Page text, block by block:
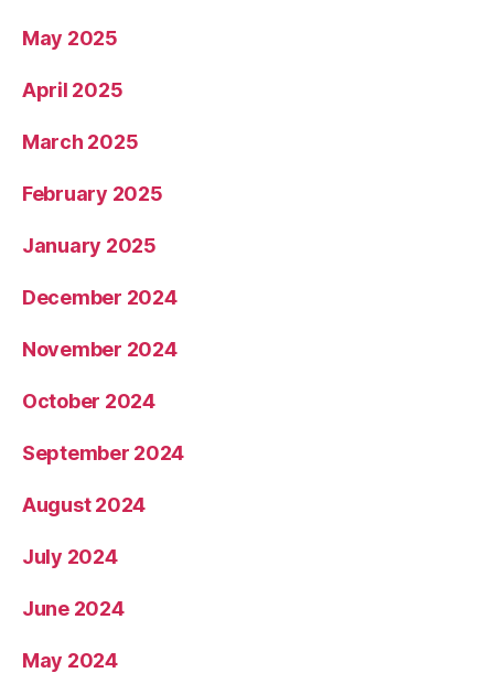
May 2025
April 2025
March 2025
February 2025
January 2025
December 2024
November 2024
October 2024
September 2024
August 2024
July 2024
June 2024
May 2024